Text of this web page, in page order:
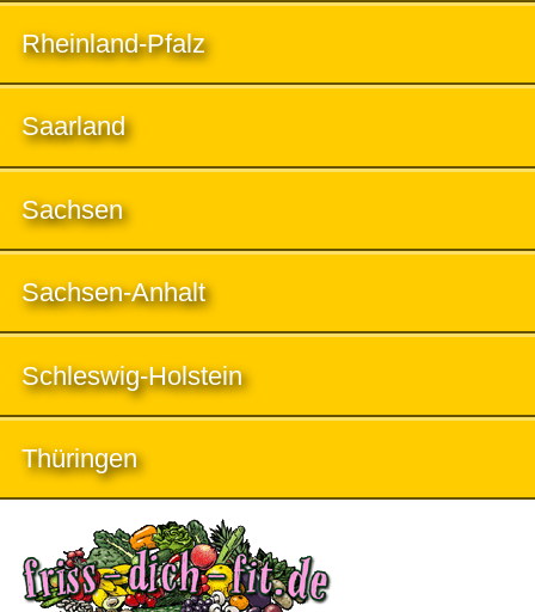
Rheinland-Pfalz
Saarland
Sachsen
Sachsen-Anhalt
Schleswig-Holstein
Thüringen